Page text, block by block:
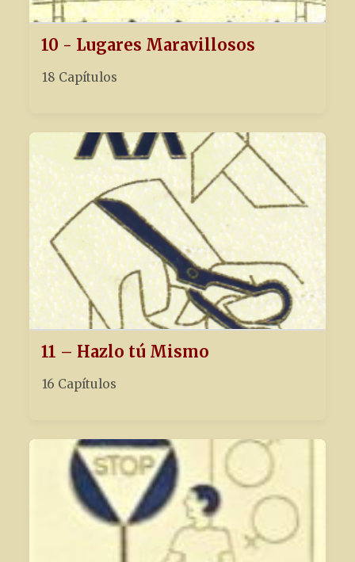
10 - Lugares Maravillosos
18 Capítulos
11 – Hazlo tú Mismo
16 Capítulos